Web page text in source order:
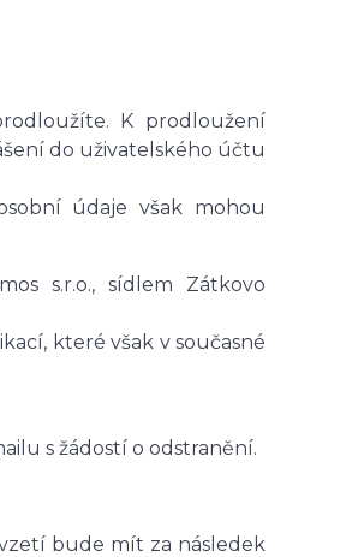
K prodloužení
do uživatelského účtu
údaje však mohou
s.r.o., sídlem Zátkovo
které však v současné
s žádostí o odstranění.
bude mít za následek